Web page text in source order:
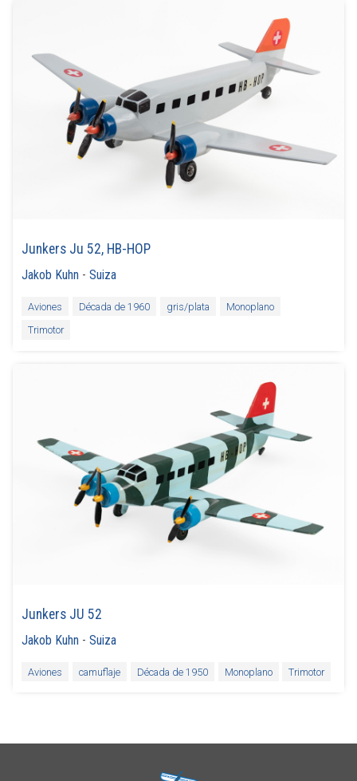
Junkers Ju 52, HB-HOP
Jakob Kuhn -Suiza
Aviones Década de 1960 gris/plata
Monoplano
Trimotor
Junkers JU 52
Jakob Kuhn -Suiza
Aviones camuflaje Década de 1950 Monoplano Trimotor